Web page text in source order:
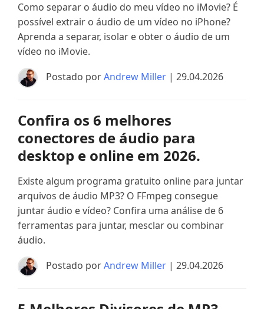
Como separar o áudio do meu vídeo no iMovie? É
possível extrair o áudio de um vídeo no iPhone?
Aprenda a separar, isolar e obter o áudio de um
vídeo no iMovie.
Postado porAndrew Miller | 29.04.2026
Confira os 6 melhores
conectores de áudio para
desktop e online em 2026.
Existe algum programa gratuito online para juntar
arquivos de áudio MP3? O FFmpeg consegue
juntar áudio e vídeo? Confira uma análise de 6
ferramentas para juntar, mesclar ou combinar
áudio.
Postado porAndrew Miller | 29.04.2026